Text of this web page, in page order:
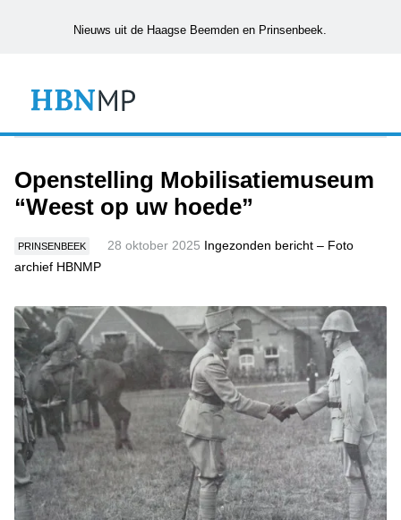
Nieuws uit de Haagse Beemden en Prinsenbeek.
Openstelling Mobilisatiemuseum
“Weest op uw hoede”
PRINSENBEEK 28 oktober 2025 Ingezonden bericht – Foto
archief HBNMP